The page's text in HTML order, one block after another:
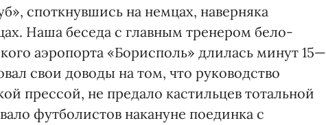
споткнувшись на немцах, наверняка
Наша беседа с главным тренером бело-
аэропорта «Борисполь» длилась минут 15—
свои доводы на том, что руководство
прессой, не предало кастильцев тотальной
футболистов накануне поединка с